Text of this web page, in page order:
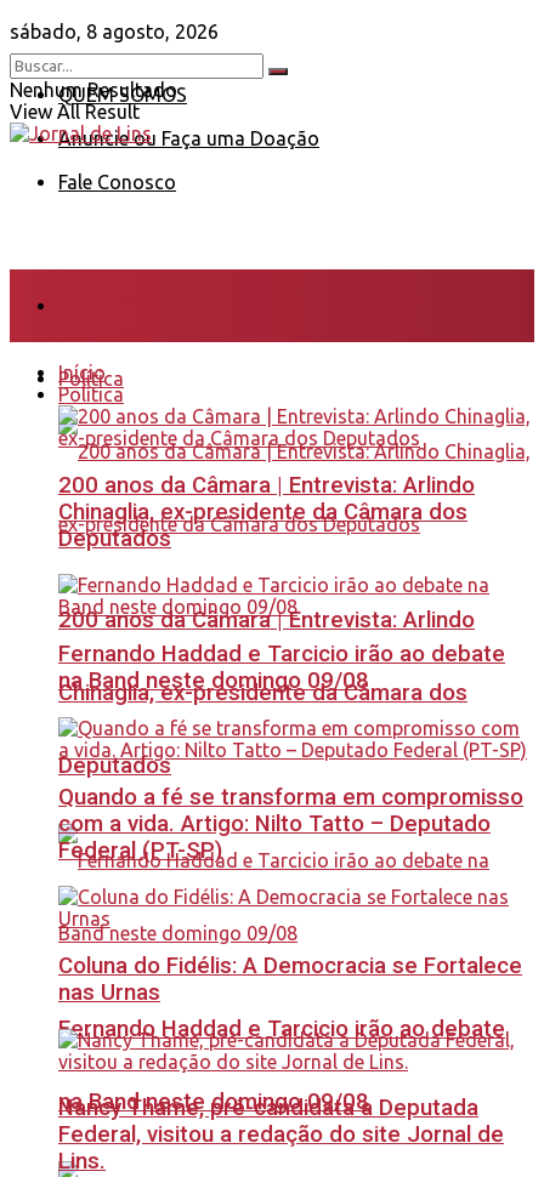
sábado, 8 agosto, 2026
QUEM SOMOS
Anuncie ou Faça uma Doação
Fale Conosco
Nenhum Resultado
View All Result
Política
200 anos da Câmara | Entrevista: Arlindo
Chinaglia, ex-presidente da Câmara dos
Deputados
Fernando Haddad e Tarcicio irão ao debate
na Band neste domingo 09/08
Início
Política
200 anos da Câmara | Entrevista: Arlindo
Chinaglia, ex-presidente da Câmara dos
Deputados
Fernando Haddad e Tarcicio irão ao debate
na Band neste domingo 09/08
Quando a fé se transforma em compromisso
com a vida. Artigo: Nilto Tatto – Deputado
Federal (PT-SP)
Coluna do Fidélis: A Democracia se Fortalece
nas Urnas
Nancy Thame, pré-candidata a Deputada
Federal, visitou a redação do site Jornal de
Lins.